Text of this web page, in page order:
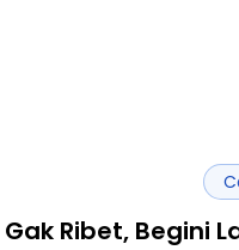
Gak Ribet, Begini